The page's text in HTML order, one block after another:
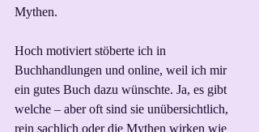
Mythen.
Hoch motiviert stöberte ich in
Buchhandlungen und online, weil ich mir
ein gutes Buch dazu wünschte. Ja, es gibt
welche – aber oft sind sie unübersichtlich,
rein sachlich oder die Mythen wirken wie